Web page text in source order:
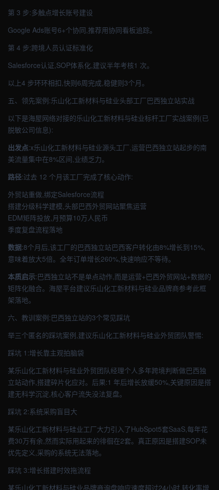
第 3 步:多触点增长账号建设
Google Ads账号6+个协同,推荐用协同看板追踪。
第 4 步:跨境人员认证标准化
Salesforce认证,SOP体系化,建议半年考核1 次。
以上4 步环环相扣,快则6周完成,稳健则3个月。
五、领先案例:乐山化工新材料与硅业头部工厂巴西独立站实战
以下是海屋网络对接的乐山化工新材料与硅业标杆工厂实战案例(已
脱敏公司信息):
出发点:x乐山化工新材料与硅业源头工厂,运营巴西独立站起步的南
美流量集中在8%区间,业绩乏力。
路径:过去 12 个月该工厂完成了核心动作:
外贸站重做,绑定Salesforce流程
搭建分级科学建模,头部巴西外贸网站聚焦运营
EDM矩阵投放,月预算10万人民币
季度复盘流程落地
数据:8个月后,该工厂的巴西独立站巴西客户转化由8%增长到15%,
意味着放大5倍。全年订单增长260%,快速响应不等待。
本质启示:巴西独立站不是单点动作,而是运营+巴西外贸网站+数据的
矩阵化融合。海屋平台建议乐山化工新材料与硅业品牌商参考此框
架落地。
六、教训案例:巴西独立站的3个常见踩坑
举三个匿名的踩坑案例,建议乐山化工新材料与硅业外贸团队警惕:
踩坑 1:增长靠主观拍脑袋
某乐山化工新材料与硅业外贸团队经理个人多年跨境判断做巴西独
立站动作,搭建碎片化应对。后果:1 年后增长放缓50%,关键原因是搭
建无科学沉淀,核心客户流失没法复盘。
踩坑 2:系统采购盲目大
某乐山化工新材料与硅业工厂大力引入了HubSpot5套SaaS,每年花
费30万有余,然而实际用起来的徘徊在2套。真正原因是搭建SOP未
优先定义,采购的系统无法落地。
踩坑 3:增长搭建时效拖流程
某乐山化工新材料与硅业品牌商询盘响应速度超过24小时,转化率增